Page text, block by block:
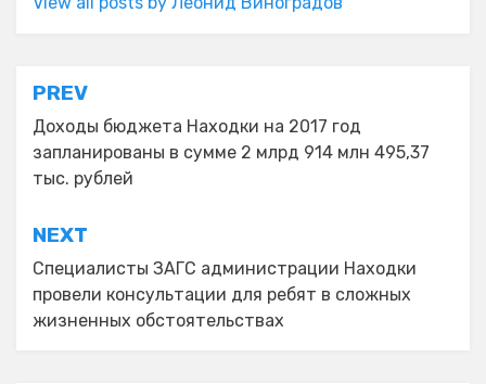
Навигация
по
записям
PREV
Доходы бюджета Находки на 2017 год
запланированы в сумме 2 млрд 914 млн 495,37
тыс. рублей
NEXT
Специалисты ЗАГС администрации Находки
провели консультации для ребят в сложных
жизненных обстоятельствах